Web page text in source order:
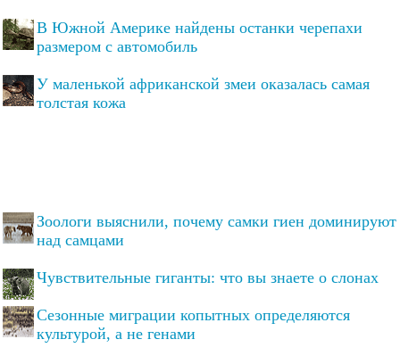
В Южной Америке найдены останки черепахи
размером с автомобиль
У маленькой африканской змеи оказалась самая
толстая кожа
Зоологи выяснили, почему самки гиен доминируют
над самцами
Чувствительные гиганты: что вы знаете о слонах
Сезонные миграции копытных определяются
культурой, а не генами